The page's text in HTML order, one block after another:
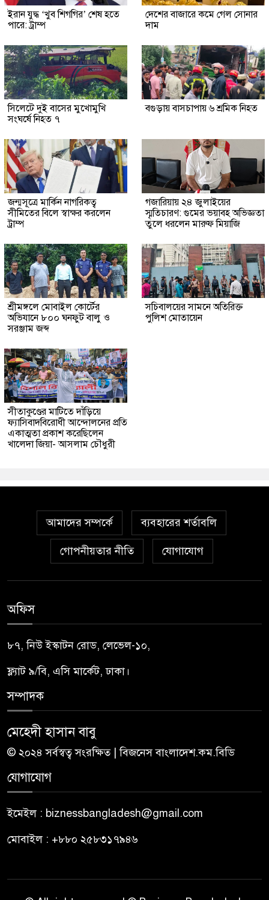
ইরান যুদ্ধ ‘খুব শিগগির’ শেষ হতে
পারে: ট্রাম্প
দেশের বাজারে কমে গেল সোনার
দাম
সিলেটে দুই বাসের মুখোমুখি
সংঘর্ষে নিহত ৭
বগুড়ায় বাসচাপায় ৬ শ্রমিক নিহত
জন্মসূত্রে মার্কিন নাগরিকত্ব
সীমিতের বিলে স্বাক্ষর করলেন
ট্রাম্প
গজারিয়ায় ২৪ জুলাইয়ের
স্মৃতিচারণ: গুমের ভয়াবহ অভিজ্ঞতা
তুলে ধরলেন মারুফ মিয়াজি
শ্রীমঙ্গলে মোবাইল কোর্টের
অভিযানে ৮০০ ঘনফুট বালু ও
সরঞ্জাম জব্দ
সচিবালয়ের সামনে অতিরিক্ত
পুলিশ মোতায়েন
সীতাকুণ্ডের মাটিতে দাঁড়িয়ে
ফ্যাসিবাদবিরোধী আন্দোলনের প্রতি
একাত্মতা প্রকাশ করেছিলেন
খালেদা জিয়া- আসলাম চৌধুরী
আমাদের সম্পর্কে ব্যবহারের শর্তাবলি
গোপনীয়তার নীতি যোগাযোগ
অফিস
৮৭, নিউ ইস্কাটন রোড, লেভেল-১০,
ফ্ল্যাট ৯/বি, এসি মার্কেট, ঢাকা।
সম্পাদক
মেহেদী হাসান বাবু
© ২০২৪ সর্বস্বত্ব সংরক্ষিত | বিজনেস বাংলাদেশ.কম.বিডি
যোগাযোগ
ইমেইল : biznessbangladesh@gmail.com
মোবাইল : +৮৮০ ২৫৮৩১৭৯৪৬